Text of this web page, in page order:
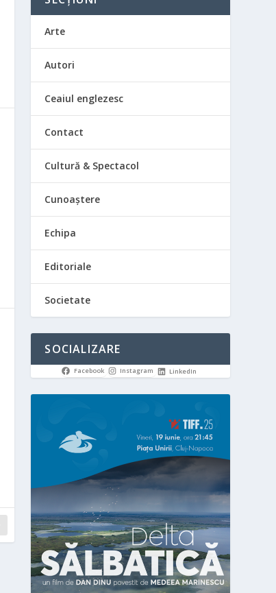
Arte
Autori
Ceaiul englezesc
Contact
Cultură & Spectacol
Cunoaștere
Echipa
Editoriale
Societate
SOCIALIZARE
Facebook Instagram LinkedIn